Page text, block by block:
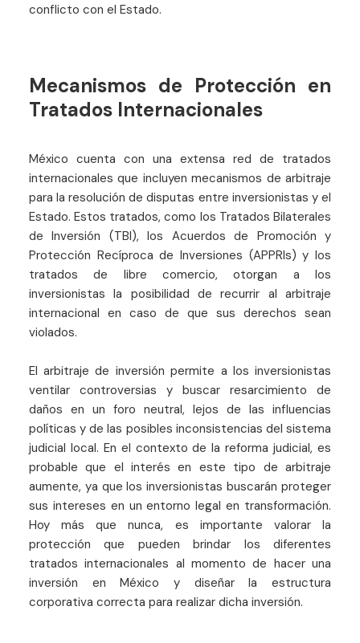
conflicto con el Estado.
Mecanismos de Protección en
Tratados Internacionales
México cuenta con una extensa red de tratados
internacionales que incluyen mecanismos de arbitraje
para la resolución de disputas entre inversionistas y el
Estado. Estos tratados, como los Tratados Bilaterales
de Inversión (TBI), los Acuerdos de Promoción y
Protección Recíproca de Inversiones (APPRIs) y los
tratados de libre comercio, otorgan a los
inversionistas la posibilidad de recurrir al arbitraje
internacional en caso de que sus derechos sean
violados.
El arbitraje de inversión permite a los inversionistas
ventilar controversias y buscar resarcimiento de
daños en un foro neutral, lejos de las influencias
políticas y de las posibles inconsistencias del sistema
judicial local. En el contexto de la reforma judicial, es
probable que el interés en este tipo de arbitraje
aumente, ya que los inversionistas buscarán proteger
sus intereses en un entorno legal en transformación.
Hoy más que nunca, es importante valorar la
protección que pueden brindar los diferentes
tratados internacionales al momento de hacer una
inversión en México y diseñar la estructura
corporativa correcta para realizar dicha inversión.